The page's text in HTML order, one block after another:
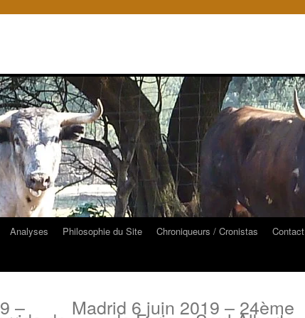
Analyses Philosophie du Site Chroniqueurs / Cronistas Contact
– Madrid 6 juin 2019 – 24ème